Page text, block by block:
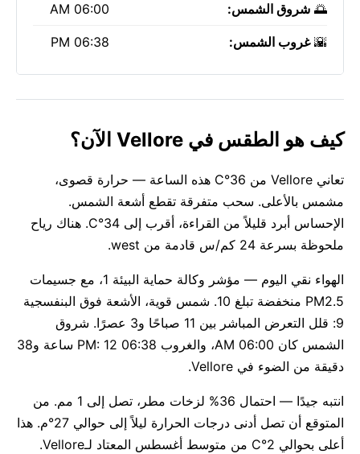
🌅 شروق الشمس: 06:00 AM
🌇غروب الشمس: 06:38 PM
كيف هو الطقس في Vellore الآن؟
تعاني Vellore من 36°C هذه الساعة — حرارة قصوى،
مشمس بالأعلى. سحب متفرقة تقطع أشعة الشمس.
الإحساس أبرد قليلاً من القراءة، أقرب إلى 34°C. هناك رياح
ملحوظة بسرعة 24 كم/س قادمة من west.
الهواء نقي اليوم — مؤشر وكالة حماية البيئة 1، مع جسيمات
PM2.5 منخفضة تبلغ 10. شمس قوية، الأشعة فوق البنفسجية
9: قلل التعرض المباشر بين 11 صباحًا و3 عصرًا. شروق
الشمس كان 06:00 AM، والغروب 06:38 PM: 12 ساعة و38
دقيقة من الضوء في Vellore.
انتبه جيدًا — احتمال 36% لزخات مطر، تصل إلى 1 مم. من
المتوقع أن تصل أدنى درجات الحرارة ليلاً إلى حوالي 27°م. هذا
أعلى بحوالي 2°C من متوسط أغسطس المعتاد لـVellore.